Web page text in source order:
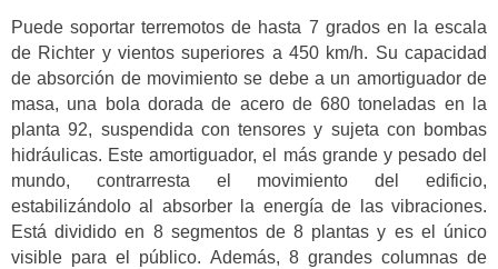
Puede soportar terremotos de hasta 7 grados en la escala
de Richter y vientos superiores a 450 km/h. Su capacidad
de absorción de movimiento se debe a un amortiguador de
masa, una bola dorada de acero de 680 toneladas en la
planta 92, suspendida con tensores y sujeta con bombas
hidráulicas. Este amortiguador, el más grande y pesado del
mundo, contrarresta el movimiento del edificio,
estabilizándolo al absorber la energía de las vibraciones.
Está dividido en 8 segmentos de 8 plantas y es el único
visible para el público. Además, 8 grandes columnas de